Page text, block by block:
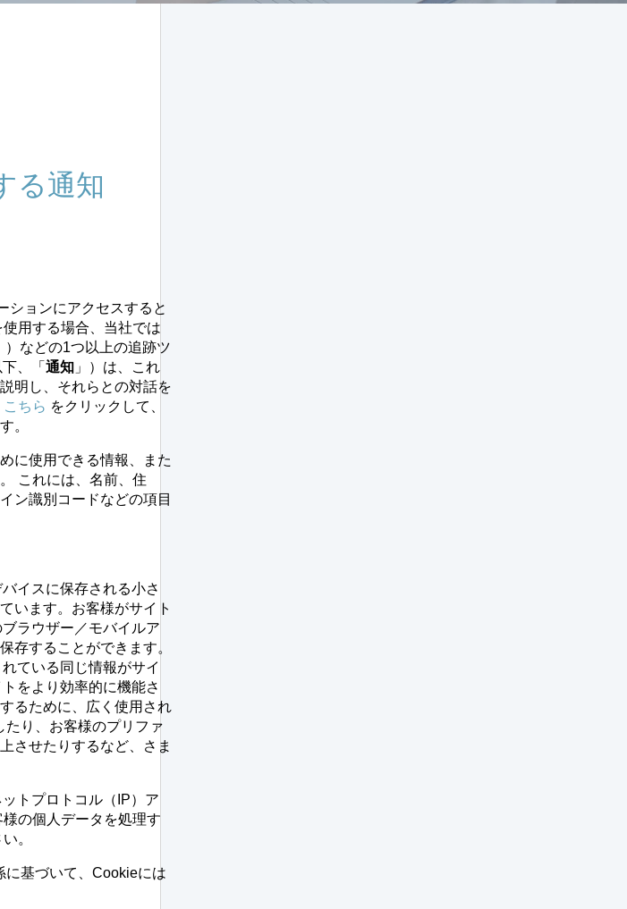
る通知
ションにアクセスすると
使用する場合、当社では
）などの1つ以上の追跡ツ
、「 通知 」）は、これ
明し、それらとの対話を
こちら をクリックして、
。
に使用できる情報、また
これには、名前、住
ン識別コードなどの項目
イスに保存される小さ
います。お客様がサイト
ラウザー／モバイルア
存することができます。
ている同じ情報がサイ
をより効率的に機能さ
るために、広く使用され
り、お客様のプリファ
させたりするなど、さま
トプロトコル（IP）ア
の個人データを処理す
。
基づいて、Cookieには